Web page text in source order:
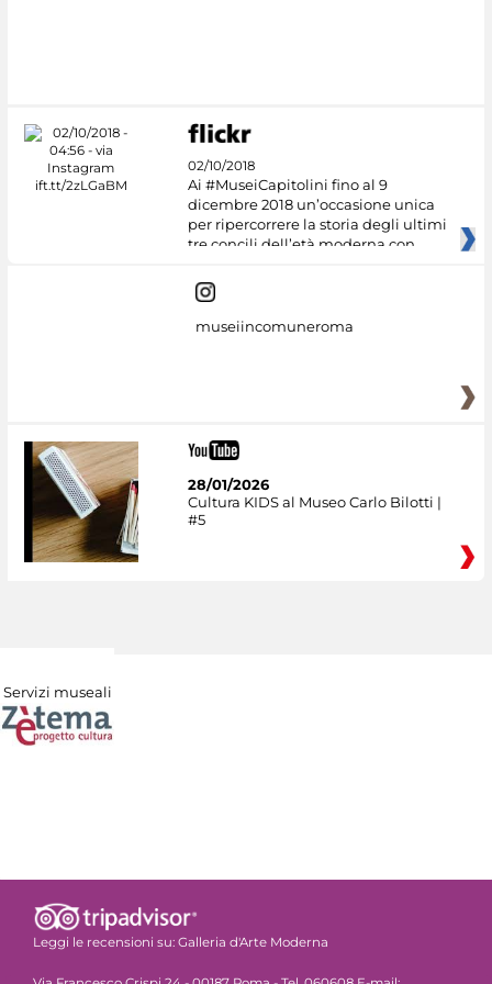
02/10/2018
Ai #MuseiCapitolini fino al 9
dicembre 2018 un’occasione unica
per ripercorrere la storia degli ultimi
tre concili dell’età moderna con
museiincomuneroma
28/01/2026
Cultura KIDS al Museo Carlo Bilotti |
#5
Servizi museali
Leggi le recensioni su: Galleria d'Arte Moderna